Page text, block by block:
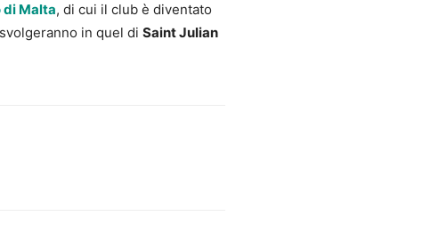
di Malta, di cui il club è diventato
in quel di Saint Julian